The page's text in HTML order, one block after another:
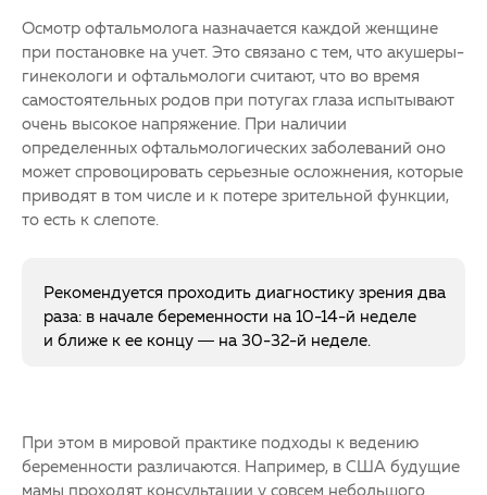
Осмотр офтальмолога назначается каждой женщине
при постановке на учет. Это связано с тем, что акушеры-
гинекологи и офтальмологи считают, что во время
самостоятельных родов при потугах глаза испытывают
очень высокое напряжение. При наличии
определенных офтальмологических заболеваний оно
может спровоцировать серьезные осложнения, которые
приводят в том числе и к потере зрительной функции,
то есть к слепоте.
Рекомендуется проходить диагностику зрения два
раза: в начале беременности на 10-14-й неделе
и ближе к ее концу — на 30-32-й неделе.
При этом в мировой практике подходы к ведению
беременности различаются. Например, в США будущие
мамы проходят консультации у совсем небольшого